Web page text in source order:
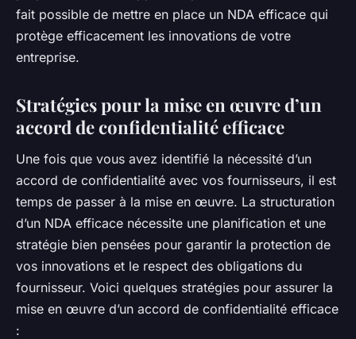
fait possible de mettre en place un NDA efficace qui
protège efficacement les innovations de votre
entreprise.
Stratégies pour la mise en œuvre d’un
accord de confidentialité efficace
Une fois que vous avez identifié la nécessité d’un
accord de confidentialité avec vos fournisseurs, il est
temps de passer à la mise en œuvre. La structuration
d’un NDA efficace nécessite une planification et une
stratégie bien pensées pour garantir la protection de
vos innovations et le respect des obligations du
fournisseur. Voici quelques stratégies pour assurer la
mise en œuvre d’un accord de confidentialité efficace
: